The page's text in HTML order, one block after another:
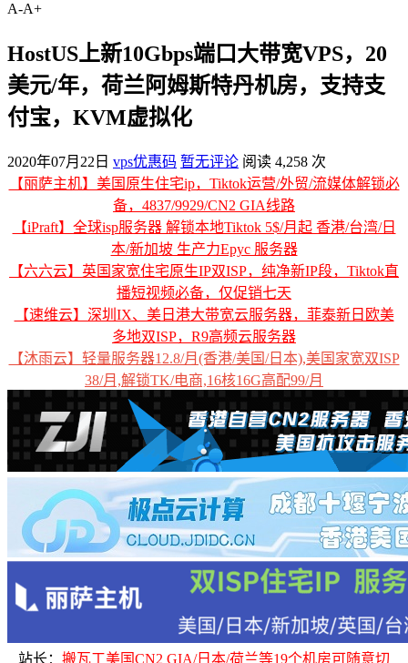
A-A+
HostUS上新10Gbps端口大带宽VPS，20
美元/年，荷兰阿姆斯特丹机房，支持支
付宝，KVM虚拟化
2020年07月22日 vps优惠码 暂无评论 阅读 4,258 次
【丽萨主机】美国原生住宅ip，Tiktok运营/外贸/流媒体解锁必
备，4837/9929/CN2 GIA线路
【iPraft】全球isp服务器 解锁本地Tiktok 5$/月起 香港/台湾/日
本/新加坡 生产力Epyc 服务器
【六六云】英国家宽住宅原生IP双ISP，纯净新IP段，Tiktok直
播短视频必备，仅促销七天
【速维云】深圳IX、美日港大带宽云服务器，菲泰新日欧美
多地双ISP，R9高频云服务器
【沐雨云】轻量服务器12.8/月(香港/美国/日本),美国家宽双ISP
38/月,解锁TK/电商,16核16G高配99/月
站长： 搬瓦工美国CN2 GIA/日本/荷兰等19个机房可随意切